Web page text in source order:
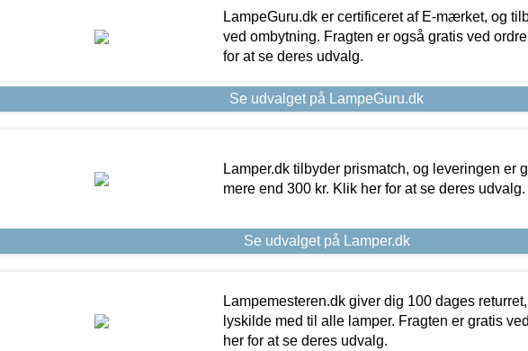
LampeGuru.dk er certificeret af E-mærket, og
ved ombytning. Fragten er også gratis ved
for at se deres udvalg.
Se udvalget på LampeGuru.dk
Lamper.dk tilbyder prismatch, og leveringen er
mere end 300 kr. Klik her for at se deres udvalg.
Se udvalget på Lamper.dk
Lampemesteren.dk giver dig 100 dages
lyskilde med til alle lamper. Fragten er gratis
her for at se deres udvalg.